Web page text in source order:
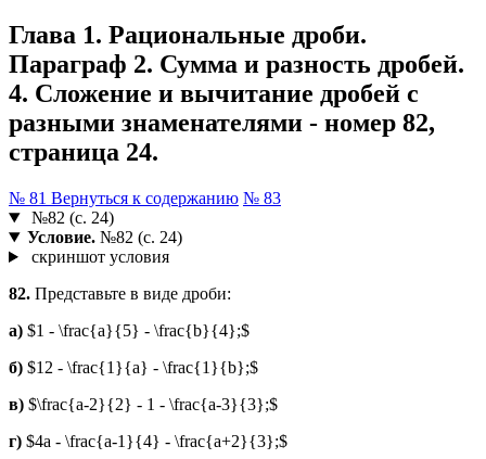
Глава 1. Рациональные дроби.
Параграф 2. Сумма и разность дробей.
4. Сложение и вычитание дробей с
разными знаменателями - номер 82,
страница 24.
№ 81 Вернуться к содержанию № 83
№82 (с. 24)
Условие.№82 (с. 24)
скриншот условия
82. Представьте в виде дроби:
а) $1 - \frac{a}{5} - \frac{b}{4};$
б) $12 - \frac{1}{a} - \frac{1}{b};$
в) $\frac{a-2}{2} - 1 - \frac{a-3}{3};$
г) $4a - \frac{a-1}{4} - \frac{a+2}{3};$